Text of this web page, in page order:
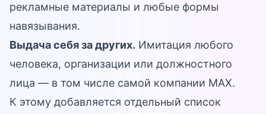
рекламные материалы и любые формы
навязывания.
Выдача себя за других. Имитация любого
человека, организации или должностного
лица — в том числе самой компании MAX.
К этому добавляется отдельный список